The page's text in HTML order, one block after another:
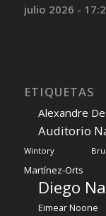
julio 2026 -
ETIQUETAS
Alexandre
Auditorio
Wintory
Martínez-Orts
Diego
Eimear Noone